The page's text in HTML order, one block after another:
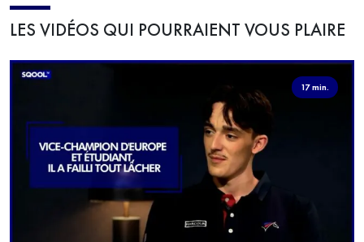
LES VIDÉOS QUI POURRAIENT VOUS PLAIRE
17 min.